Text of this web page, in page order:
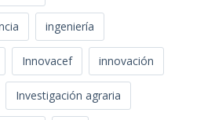
ingeniería
Innovacef innovación
Investigación agraria